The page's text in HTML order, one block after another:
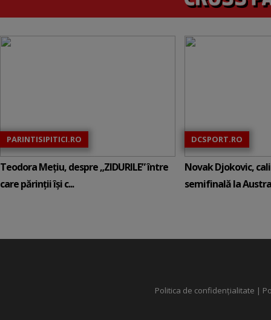
PARINTISIPITICI.RO
Teodora Mețiu, despre „ZIDURILE” între
care părinții își c...
DCSPORT.RO
Novak Djokovic,
semifinală la
Politica de confidențialitate |